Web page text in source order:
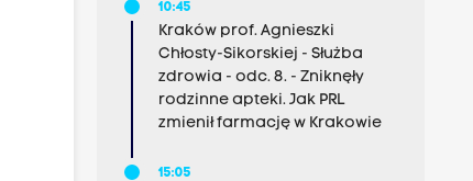
10:45
Kraków prof. Agnieszki
Chłosty-Sikorskiej - Służba
zdrowia - odc. 8. - Zniknęły
rodzinne apteki. Jak PRL
zmienił farmację w Krakowie
15:05